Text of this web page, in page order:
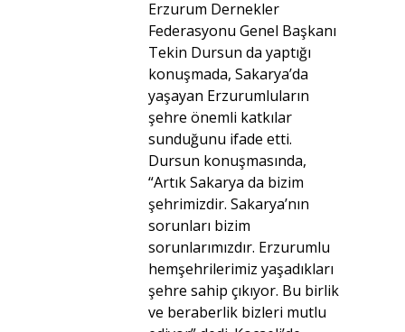
Erzurum Dernekler
Federasyonu Genel Başkanı
Tekin Dursun da yaptığı
konuşmada, Sakarya’da
yaşayan Erzurumluların
şehre önemli katkılar
sunduğunu ifade etti.
Dursun konuşmasında,
“Artık Sakarya da bizim
şehrimizdir. Sakarya’nın
sorunları bizim
sorunlarımızdır. Erzurumlu
hemşehrilerimiz yaşadıkları
şehre sahip çıkıyor. Bu birlik
ve beraberlik bizleri mutlu